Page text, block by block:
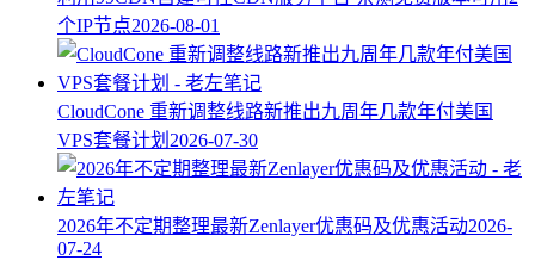
个IP节点2026-08-01
CloudCone 重新调整线路新推出九周年几款年付美国
VPS套餐计划 2026-07-30
2026年不定期整理最新Zenlayer优惠码及优惠活动2026-
07-24